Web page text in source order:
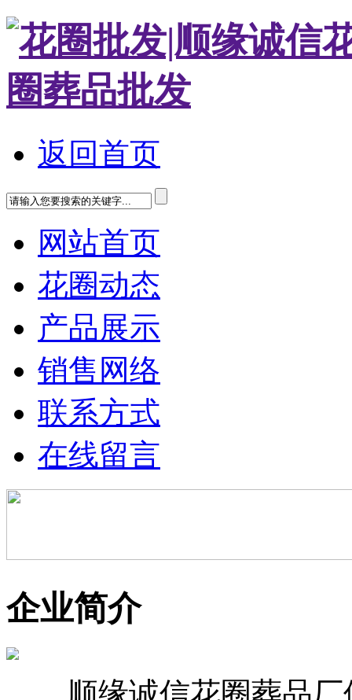
返回首页
网站首页
花圈动态
产品展示
销售网络
联系方式
在线留言
企业简介